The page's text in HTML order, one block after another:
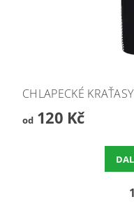
CHLAPECKÉ
od120 Kč
1